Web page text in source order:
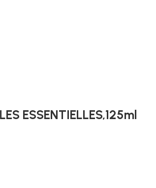
ESSENTIELLES,125ml